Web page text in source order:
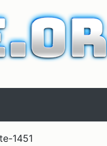
1451